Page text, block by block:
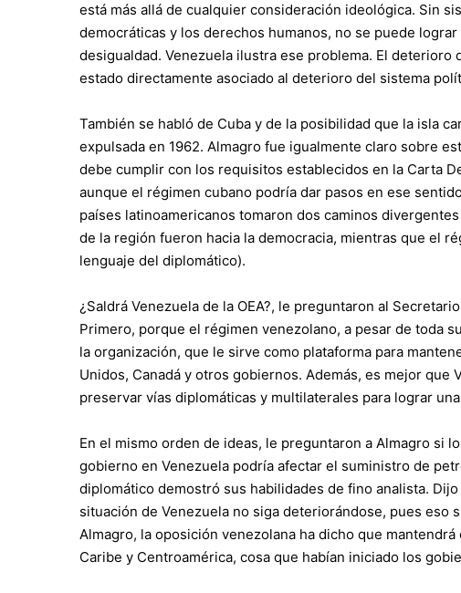
está más allá de cualquier consideración ideológica. Sin
democráticas y los derechos humanos, no se puede
desigualdad. Venezuela ilustra ese problema. El deterioro
estado directamente asociado al deterioro del sistema
También se habló de Cuba y de la posibilidad que la isla
expulsada en 1962. Almagro fue igualmente claro sobre
debe cumplir con los requisitos establecidos en la Carta
aunque el régimen cubano podría dar pasos en ese
países latinoamericanos tomaron dos caminos
de la región fueron hacia la democracia, mientras que el
lenguaje del diplomático).
¿Saldrá Venezuela de la OEA?, le preguntaron al
Primero, porque el régimen venezolano, a pesar de toda
la organización, que le sirve como plataforma para
Unidos, Canadá y otros gobiernos. Además, es mejor que
preservar vías diplomáticas y multilaterales para lograr
En el mismo orden de ideas, le preguntaron a Almagro si
gobierno en Venezuela podría afectar el suministro de
diplomático demostró sus habilidades de fino analista.
situación de Venezuela no siga deteriorándose, pues eso
Almagro, la oposición venezolana ha dicho que
Caribe y Centroamérica, cosa que habían iniciado los